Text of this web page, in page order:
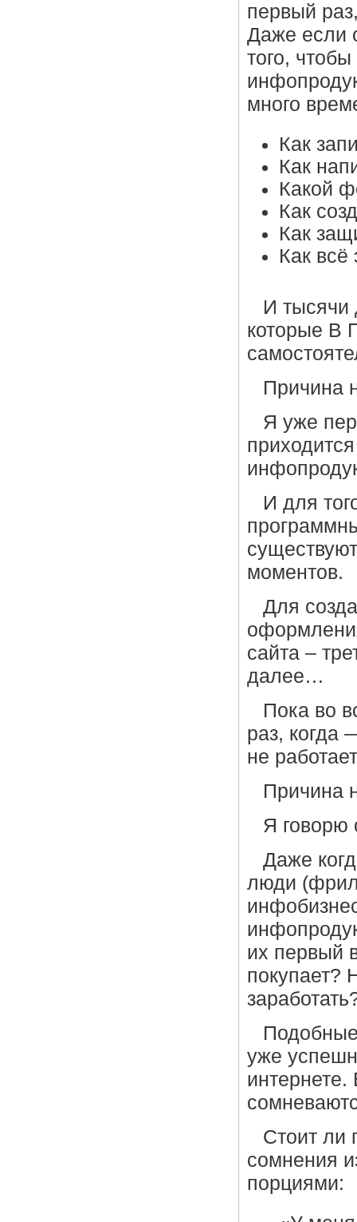
первый
Даже если
того,
много
Как
Как
Какой
Как
Как
Как всё
И тысячи
которые В
Причина
Я уже
И для
моментов.
Для
сайта –
далее…
Пока во
раз, когда
не
Причина
Я
Даже
люди
их первый
покупает?
уже
Стоит ли
сомнения
порциями: